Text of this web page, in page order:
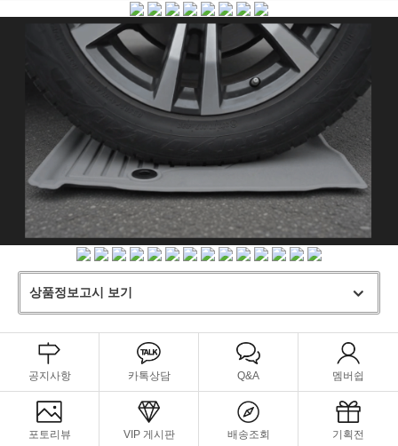
상품정보고시 보기
공지사항 카톡상담 Q&A 멤버쉽
포토리뷰 VIP 게시판 배송조회 기획전